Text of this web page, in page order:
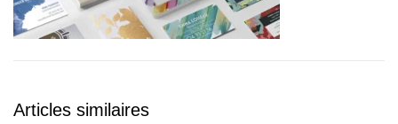
Articles similaires